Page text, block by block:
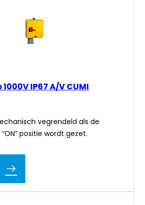
1000V IP67 A/V CUMI
vegrendeld als de
positie wordt gezet.